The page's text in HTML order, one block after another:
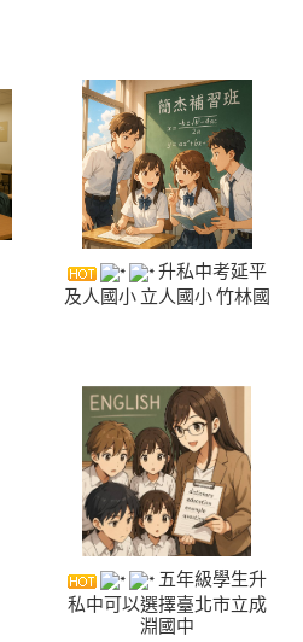
升私中考延平
及人國小 立人國小 竹林國
五年級學生升
私中可以選擇臺北市立成
淵國中